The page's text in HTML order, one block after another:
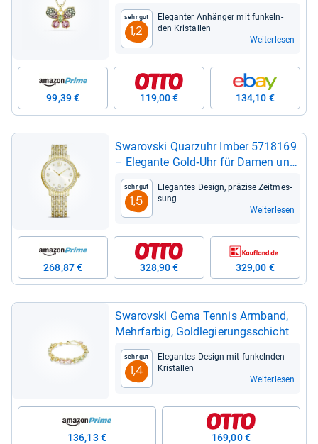
Sehr gut
1,2
Ele­gan­ter Anhän­ger mit fun­keln­
den Kris­tal­len
Weiterlesen
99,39 € 119,00 € 134,10 €
Swarovski Quarz­uhr Imber 5718169
– Ele­gante Gold‑Uhr für Damen und
Her­ren
Sehr gut
1,5
Ele­gan­tes Design, prä­zise Zeit­mes­
sung
Weiterlesen
268,87 € 328,90 € 329,00 €
Swarovski Gema Ten­nis Arm­band,
Mehr­far­big, Gold­le­gie­rungs­schicht
Sehr gut
1,4
Ele­gan­tes Design mit fun­keln­den
Kris­tal­len
Weiterlesen
136,13 € 169,00 €